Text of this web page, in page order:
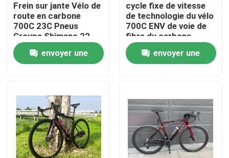
Nous contacter
Demandez un devis
Vélo de route de carbone
Cadre de vélo de montagne de carbone
Frein sur jante Vélo de
route en carbone
700C 23C Pneus
Groupe Shimano 22
vitesses
envoyer une
cycle fixe de vitesse
de technologie du vélo
700C ENV de voie de
fibre du carbone
10kgs
envoyer une